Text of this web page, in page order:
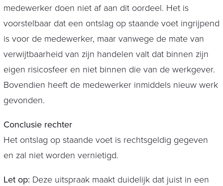
medewerker doen niet af aan dit oordeel. Het is
voorstelbaar dat een ontslag op staande voet ingrijpend
is voor de medewerker, maar vanwege de mate van
verwijtbaarheid van zijn handelen valt dat binnen zijn
eigen risicosfeer en niet binnen die van de werkgever.
Bovendien heeft de medewerker inmiddels nieuw werk
gevonden.
Conclusie rechter
Het ontslag op staande voet is rechtsgeldig gegeven
en zal niet worden vernietigd.
Let op: Deze uitspraak maakt duidelijk dat juist in een